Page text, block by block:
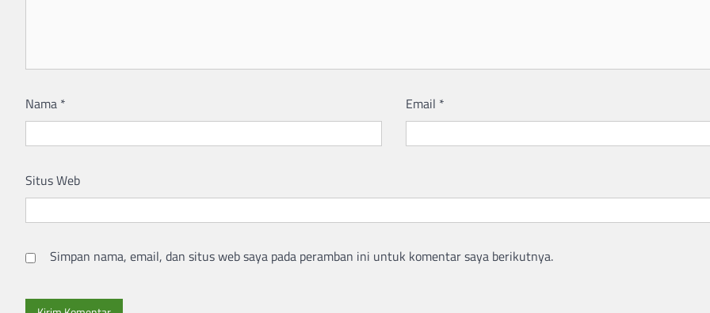
Nama * Email *
Situs Web
Simpan nama, email, dan situs web saya pada peramban ini untuk komentar saya berikutnya.